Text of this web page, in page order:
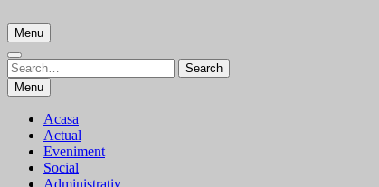
to
content
Menu
Search
for:
Search
Menu
Acasa
Actual
Eveniment
Social
Administrativ